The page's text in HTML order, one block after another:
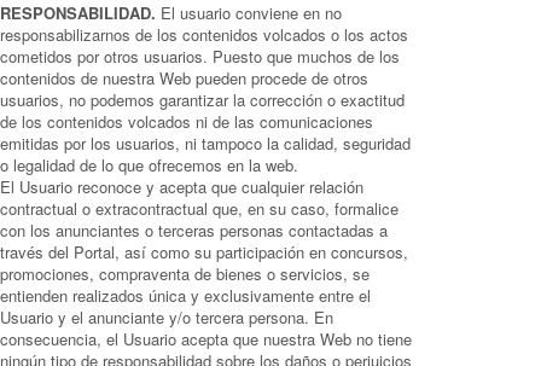
RESPONSABILIDAD. El usuario conviene en no
responsabilizarnos de los contenidos volcados o los actos
cometidos por otros usuarios. Puesto que muchos de los
contenidos de nuestra Web pueden procede de otros
usuarios, no podemos garantizar la corrección o exactitud
de los contenidos volcados ni de las comunicaciones
emitidas por los usuarios, ni tampoco la calidad, seguridad
o legalidad de lo que ofrecemos en la web.
El Usuario reconoce y acepta que cualquier relación
contractual o extracontractual que, en su caso, formalice
con los anunciantes o terceras personas contactadas a
través del Portal, así como su participación en concursos,
promociones, compraventa de bienes o servicios, se
entienden realizados única y exclusivamente entre el
Usuario y el anunciante y/o tercera persona. En
consecuencia, el Usuario acepta que nuestra Web no tiene
ningún tipo de responsabilidad sobre los daños o perjuicios